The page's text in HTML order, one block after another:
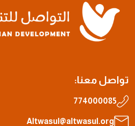
تواصل معنا:
774000085
Altwasul@altwasul.org